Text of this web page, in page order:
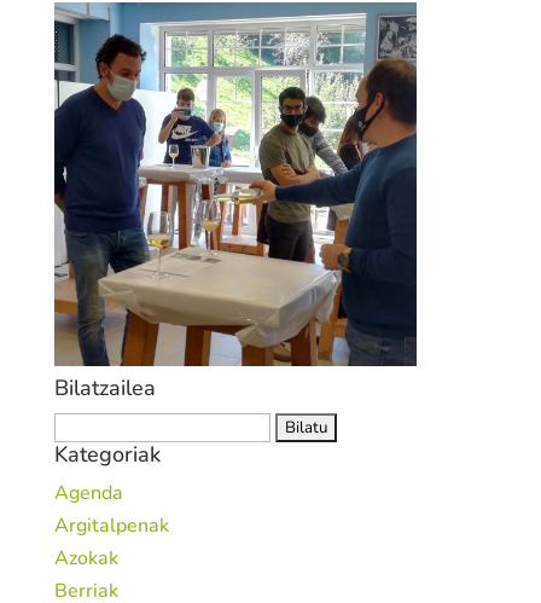
Bilatzailea
Kategoriak
Agenda
Argitalpenak
Azokak
Berriak